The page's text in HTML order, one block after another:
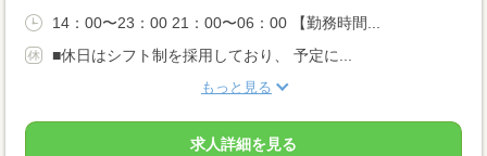
14：00〜23：00 21：00〜06：00 【勤務時間...
■休日はシフト制を採用しており、 予定に...
もっと見る
求人詳細を見る